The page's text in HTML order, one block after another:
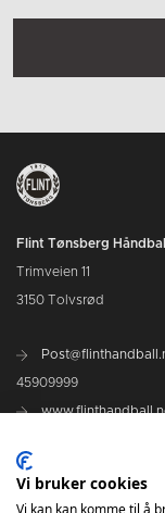
Flint Tønsberg
Trimveien 11
3150 Tolvsrød
45909999
Vi bruker cookies
Vi kan kan komme til å